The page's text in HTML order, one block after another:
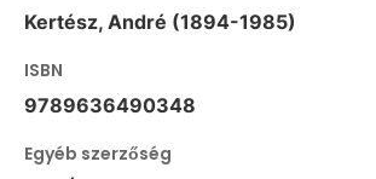
Kertész, André (1894-1985)
ISBN
9789636490348
Egyéb szerzőség